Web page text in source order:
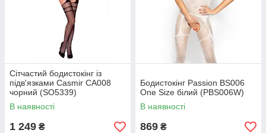
Сітчастий бодистокінг із
підв'язками Casmir CA008
чорний (SO5339)
В наявності
1 249 ₴
Бодистокінг Passion BS006
One Size білий (PBS006W)
В наявності
869 ₴